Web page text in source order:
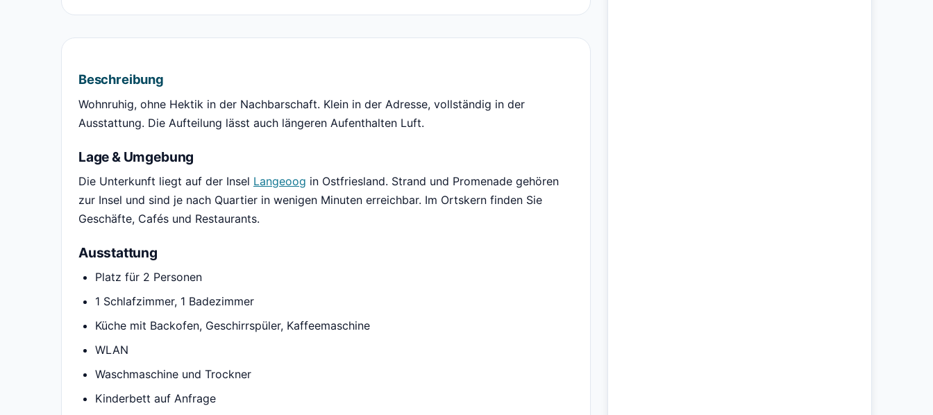
Beschreibung
Wohnruhig, ohne Hektik in der Nachbarschaft. Klein in der Adresse, vollständig in der
Ausstattung. Die Aufteilung lässt auch längeren Aufenthalten Luft.
Lage & Umgebung
Die Unterkunft liegt auf der Insel Langeoog in Ostfriesland. Strand und Promenade gehören
zur Insel und sind je nach Quartier in wenigen Minuten erreichbar. Im Ortskern finden Sie
Geschäfte, Cafés und Restaurants.
Ausstattung
Platz für 2 Personen
1 Schlafzimmer, 1 Badezimmer
Küche mit Backofen, Geschirrspüler, Kaffeemaschine
WLAN
Waschmaschine und Trockner
Kinderbett auf Anfrage